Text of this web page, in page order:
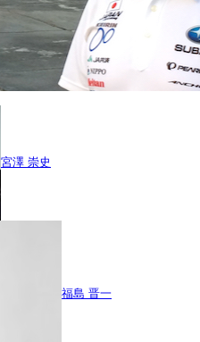
宮澤 崇史
福島 晋一